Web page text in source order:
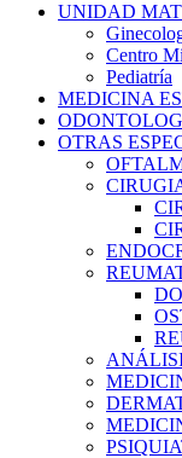
UNIDAD
Centro
Pediatría
MEDICINA
OTRAS